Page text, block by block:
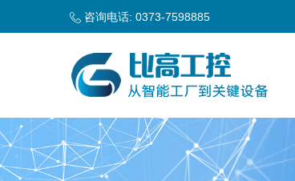
咨询电话: 0373-7598885